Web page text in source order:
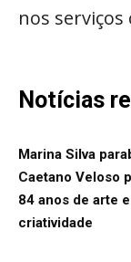
nos serviços
Notícias
Marina Silva
Caetano Veloso
84 anos de arte e
criatividade